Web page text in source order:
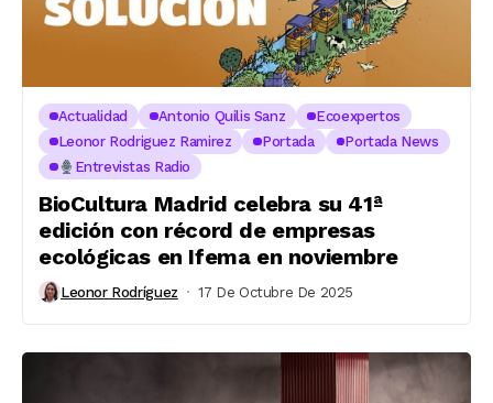
Actualidad Antonio Quilis Sanz
Ecoexpertos
Leonor Rodriguez Ramirez
Portada
Portada News
Entrevistas Radio
BioCultura Madrid celebra su 41ª
edición con récord de empresas
ecológicas en Ifema en noviembre
Leonor Rodríguez 17 De Octubre De 2025